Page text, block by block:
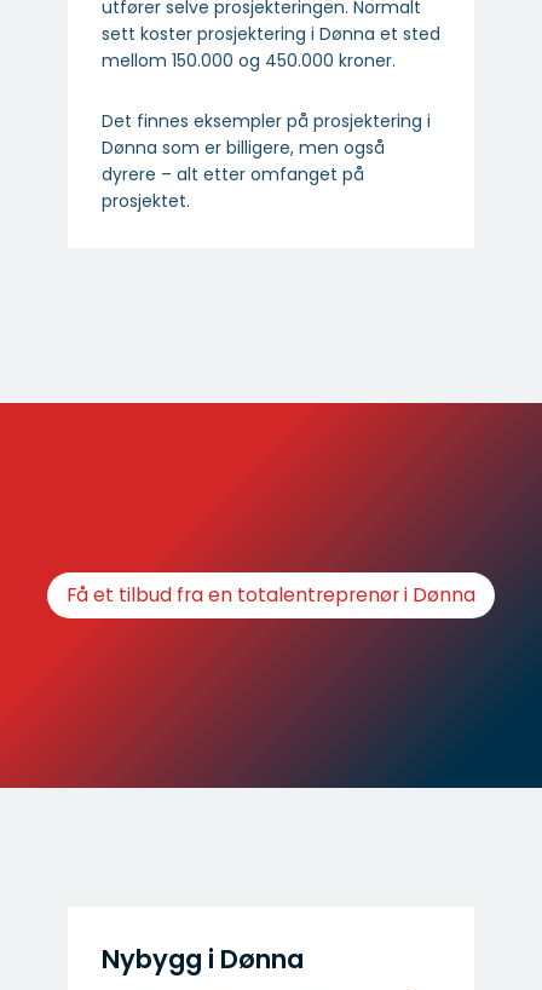
utfører selve prosjekteringen. Normalt
sett koster prosjektering i Dønna et sted
mellom 150.000 og 450.000 kroner.
Det finnes eksempler på prosjektering i
Dønna som er billigere, men også
dyrere – alt etter omfanget på
prosjektet.
Få et tilbud fra en totalentreprenør i Dønna
Nybygg i Dønna